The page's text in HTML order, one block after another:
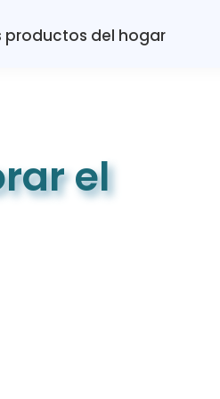
productos del hogar
el